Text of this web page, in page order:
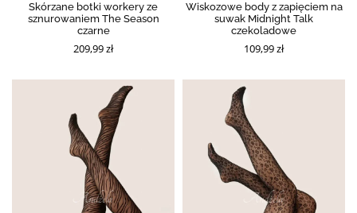
Skórzane botki workery ze
sznurowaniem The Season
czarne
209,99 zł
Wiskozowe body z zapięciem na
suwak Midnight Talk
czekoladowe
109,99 zł